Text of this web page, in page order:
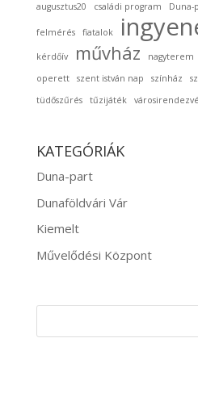
augusztus20 családi program Duna-
felmérés fiatalok
kérdőív művház nagyterem
operett
szent istván nap színház
tüdőszűrés
tűzijáték
KATEGÓRIÁK
Duna-part
Dunaföldvári Vár
Kiemelt
Művelődési Központ